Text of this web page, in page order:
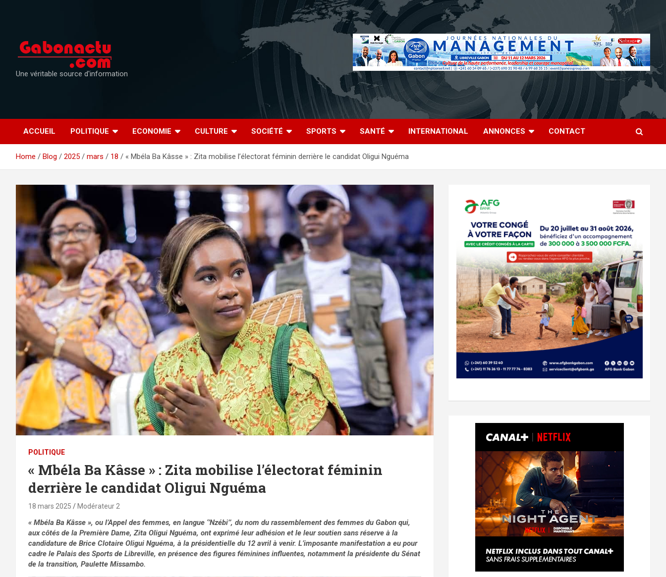
Une véritable source d'information
ACCUEIL POLITIQUE ECONOMIE CULTURE SOCIÉTÉ SPORTS SANTÉ INTERNATIONAL ANNONCES CONTACT
Home Blog 2025 mars 18 « Mbéla Ba Kâsse » : Zita mobilise l’électorat féminin derrière le candidat Oligui Nguéma
POLITIQUE
« Mbéla Ba Kâsse » : Zita mobilise l’électorat féminin
derrière le candidat Oligui Nguéma
18 mars 2025 Modérateur 2
« Mbéla Ba Kâsse », ou l’Appel des femmes, en langue ‘’Nzébi’’, du nom du rassemblement des femmes du Gabon qui,
aux côtés de la Première Dame, Zita Oligui Nguéma, ont exprimé leur adhésion et le leur soutien sans réserve à la
candidature de Brice Clotaire Oligui Nguéma, à la présidentielle du 12 avril à venir. L’imposante manifestation a eu pour
cadre le Palais des Sports de Libreville, en présence des figures féminines influentes, notamment la présidente du Sénat
de la transition, Paulette Missambo.